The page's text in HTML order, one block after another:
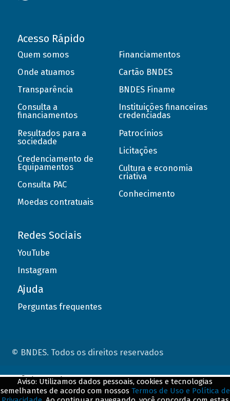
Acesso Rápido
Quem somos
Onde atuamos
Transparência
Consulta a
financiamentos
Resultados para a
sociedade
Credenciamento de
Equipamentos
Consulta PAC
Moedas contratuais
Financiamentos
Cartão BNDES
BNDES Finame
Instituições financeiras
credenciadas
Patrocínios
Licitações
Cultura e economia
criativa
Conhecimento
Redes Sociais
YouTube
Instagram
Ajuda
Perguntas frequentes
© BNDES. Todos os direitos reservados
Aviso: Utilizamos dados pessoais, cookies e tecnologias
semelhantes de acordo com nossos Termos de Uso e Política de
ConteÃºdo complementar
${title}${badge}